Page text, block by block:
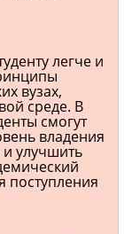
легче и
вузах,
среде. В
смогут
владения
улучшить
поступления